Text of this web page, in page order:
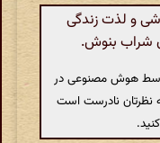
و لذت زندگی
شراب بنوش.
هوش مصنوعی در
نظرتان نادرست است